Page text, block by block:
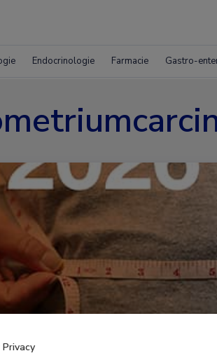
Endocrinologie Farmacie Gastro-